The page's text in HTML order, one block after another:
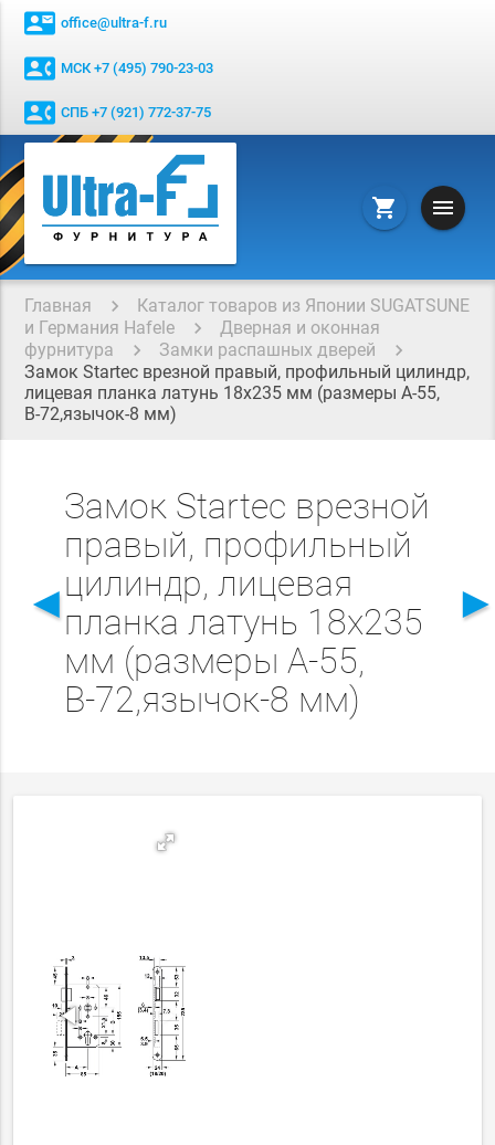
contact_mail office@ultra-f.ru
contact_phone МСК +7 (495) 790-23-03
contact_phone СПБ +7 (921) 772-37-75
shopping_cart menu
Главная
Каталог товаров из Японии SUGATSUNE
и Германия Hafele
Дверная и оконная
фурнитура
Замки распашных дверей
Замок Startec врезной правый, профильный цилиндр,
лицевая планка латунь 18х235 мм (размеры А-55,
В-72,язычок-8 мм)
◄
Замок Startec врезной
правый, профильный
цилиндр, лицевая
планка латунь 18х235
мм (размеры А-55,
В-72,язычок-8 мм)